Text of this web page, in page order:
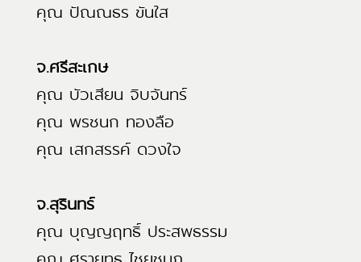
คุณ ปัณณธร ขันใส
จ.ศรีสะเกษ
คุณ บัวเสียน จิบจันทร์
คุณ พรชนก ทองลือ
คุณ เสกสรรค์ ดวงใจ
จ.สุรินทร์
คุณ บุญญฤทธิ์ ประสพธรรม